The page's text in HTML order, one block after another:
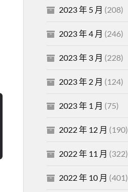
2023 年 5 月 (208)
2023 年 4 月 (246)
2023 年 3 月 (228)
2023 年 2 月 (124)
2023 年 1 月 (75)
2022 年 12 月 (190)
2022 年 11 月 (322)
2022 年 10 月 (401)